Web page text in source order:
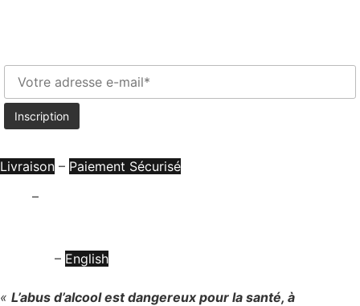
Livraison – Paiement Sécurisé
–
– English
« L’abus d’alcool est dangereux pour la santé, à